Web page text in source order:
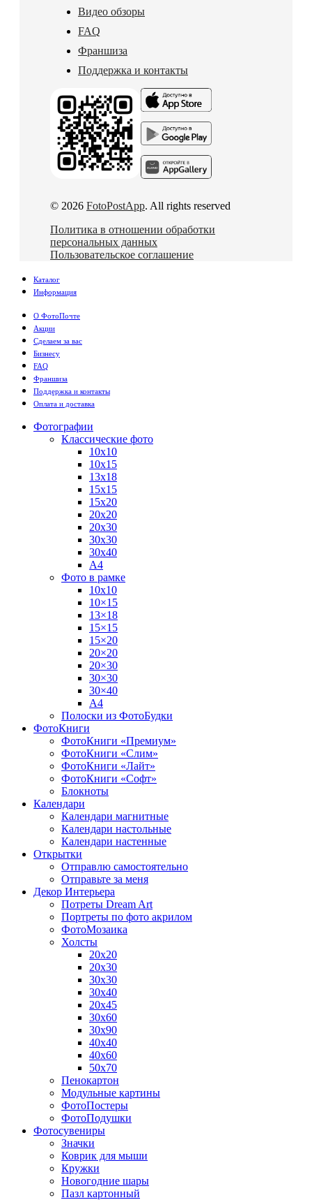
Видео обзоры
FAQ
Франшиза
Поддержка и контакты
© 2026 FotoPostApp. All rights reserved
Политика в отношении обработки
персональных данных
Пользовательское соглашение
Каталог
Информация
О ФотоПочте
Акции
Сделаем за вас
Бизнесу
FAQ
Франшиза
Поддержка и контакты
Оплата и доставка
Фотографии
Классические фото
10х10
10х15
13х18
15х15
15х20
20х20
20х30
30х30
30х40
А4
Фото в рамке
10х10
10×15
13×18
15×15
15×20
20×20
20×30
30×30
30×40
A4
Полоски из ФотоБудки
ФотоКниги
ФотоКниги «Премиум»
ФотоКниги «Слим»
ФотоКниги «Лайт»
ФотоКниги «Софт»
Блокноты
Календари
Календари магнитные
Календари настольные
Календари настенные
Открытки
Отправлю самостоятельно
Отправьте за меня
Декор Интерьера
Потреты Dream Art
Портреты по фото акрилом
ФотоМозаика
Холсты
20х20
20х30
30х30
30х40
20х45
30х60
30х90
40х40
40х60
50х70
Пенокартон
Модульные картины
ФотоПостеры
ФотоПодушки
Фотоcувениры
Значки
Коврик для мыши
Кружки
Новогодние шары
Пазл картонный